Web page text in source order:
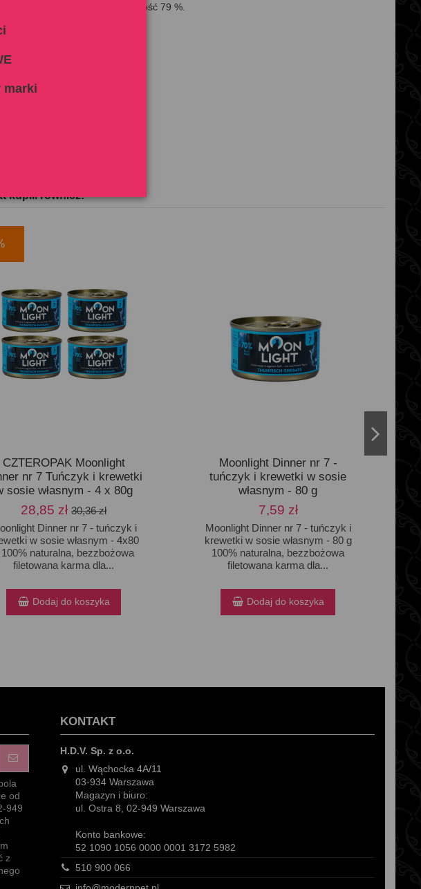
popiół surowy 2,2 %, wilgotność 79 %.
kupili również:
CZTEROPAK Moonlight
nr 7 Tuńczyk i krewetki
sosie własnym - 4 x 80g
28,85 zł 30,36 zł
Dinner nr 7 - tuńczyk i
w sosie własnym - 4x80
naturalna, bezzbożowa
filetowana karma dla...
Dodaj do koszyka
Moonlight Dinner nr 7 -
tuńczyk i krewetki w sosie
własnym - 80 g
7,59 zł
Moonlight Dinner nr 7 - tuńczyk i
krewetki w sosie własnym - 80 g
100% naturalna, bezzbożowa
filetowana karma dla...
Dodaj do koszyka
od
949
z
KONTAKT
H.D.V. Sp. z o.o.
ul. Wąchocka 4A/11
03-934 Warszawa
Magazyn i biuro:
ul. Ostra 8, 02-949 Warszawa
Konto bankowe:
52 1090 1056 0000 0001 3172 5982
510 900 066
marki